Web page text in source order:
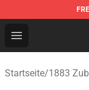
Open menu
1883 Shop -
Startseite/1883